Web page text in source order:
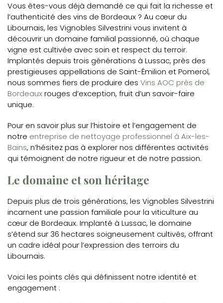
Vous êtes-vous déjà demandé ce qui fait la richesse et
l’authenticité des vins de Bordeaux ? Au cœur du
Libournais, les Vignobles Silvestrini vous invitent à
découvrir un domaine familial passionné, où chaque
vigne est cultivée avec soin et respect du terroir.
Implantés depuis trois générations à Lussac, près des
prestigieuses appellations de Saint-Émilion et Pomerol,
nous sommes fiers de produire des Vins AOC près de
Bordeauxrouges d’exception, fruit d’un savoir-faire
unique.
Pour en savoir plus sur l’histoire et l’engagement de
notre entreprise de nettoyage professionnel à Aix-les-
Bains, n’hésitez pas à explorer nos différentes activités
qui témoignent de notre rigueur et de notre passion.
Le domaine et son héritage
Depuis plus de trois générations, les Vignobles Silvestrini
incarnent une passion familiale pour la viticulture au
cœur de Bordeaux. Implanté à Lussac, le domaine
s’étend sur 36 hectares soigneusement cultivés, offrant
un cadre idéal pour l’expression des terroirs du
Libournais.
Voici les points clés qui définissent notre identité et
engagement :